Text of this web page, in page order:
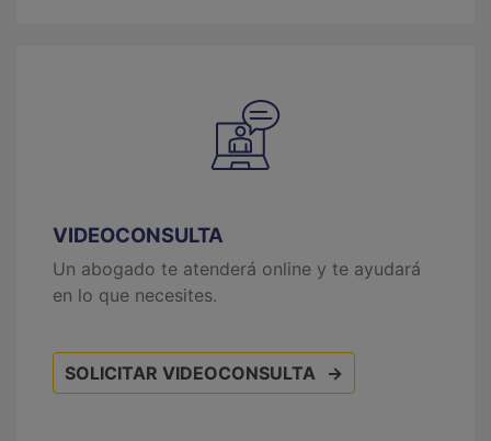
VIDEOCONSULTA
Un abogado te atenderá online y te ayudará
en lo que necesites.
SOLICITAR VIDEOCONSULTA